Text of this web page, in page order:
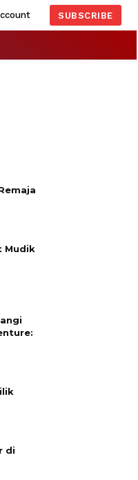
SUBSCRIBE
Mudik
di